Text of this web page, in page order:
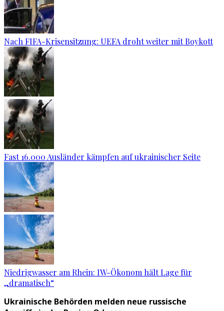
Nach FIFA-Krisensitzung: UEFA droht weiter mit Boykott
Fast 16.000 Ausländer kämpfen auf ukrainischer Seite
Niedrigwasser am Rhein: IW-Ökonom hält Lage für
„dramatisch“
Ukrainische Behörden melden neue russische